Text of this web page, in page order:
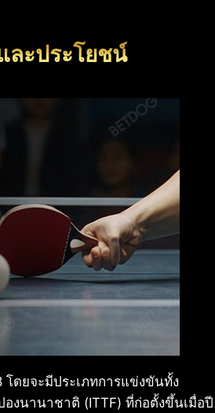
ะประโยชน์
ดยจะมีประเภทการแข่งขันทั้ง
งนานาชาติ (ITTF) ที่ก่อตั้งขึ้นเมื่อปี